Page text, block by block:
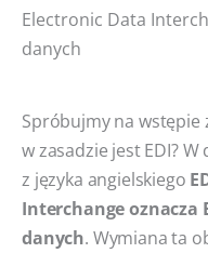
Electronic Data
danych
Spróbujmy na wstępie
w zasadzie jest EDI?
z języka angielskiego
Interchange
danych. Wymiana ta